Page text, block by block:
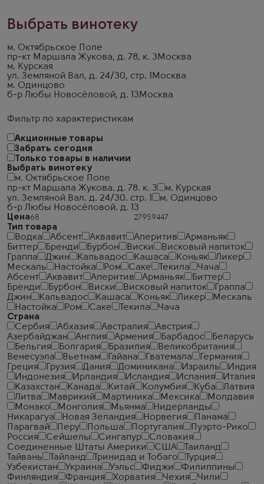
Фильтр по характеристикам
Акционные товары
Забрать сегодня
Только товары в наличии
Выбрать винотеку
м. Октябрьское Поле
пр-кт Маршала Жукова. д. 78. к. 3
м. Курская
ул. Земляной Вал. д. 24/30. стр. 1
м. Одинцово
б-р Любы Новосёловой. д. 13
Цена
Тип товара
Водка
Абсент Аквавит Аперитив
Арманьяк
Биттер
Бренди Бурбон Виски
Висковый напиток
Граппа
Джин Кальвадос Кашаса Коньяк
Ликер
Мескаль
Настойка Ром Саке Текила
Чача
Абсент
Аквавит Аперитив Арманьяк
Биттер
Бренди
Бурбон Виски Висковый напиток
Граппа
Джин
Кальвадос Кашаса Коньяк Ликер
Мескаль
Настойка
Ром Саке Текила
Чача
Страна
Сербия
Абхазия Австралия
Австрия
Азербайджан
Англия Армения Барбадос
Беларусь
Бельгия
Болгария Бразилия
Великобритания
Венесуэла
Вьетнам Гайана Гватемала
Германия
Греция
Грузия Дания Доминикана Израиль
Индия
Индонезия
Ирландия Исландия Испания
Италия
Казахстан
Канада Китай Колумбия Куба
Латвия
Литва
Маврикий Мартиника Мексика
Молдавия
Монако
Монголия Мьянма
Нидерланды
Никарагуа
Новая Зеландия Норвегия
Панама
Парагвай
Перу Польша Португалия
Пуэрто-Рико
Россия
Сейшелы Сингапур
Словакия
Соединенные Штаты Америки
США
Таиланд
Тайвань
Тайланд Тринидад и Тобаго
Турция
Узбекистан
Украина Уэльс Фиджи
Филиппины
Финляндия
Франция Хорватия Чехия
Чили
Выбрать винотеку
м. Октябрьское Поле
пр-кт Маршала Жукова, д. 78, к. 3 Москва
м. Курская
ул. Земляной Вал, д. 24/30, стр. 1
Москва
м. Одинцово
б-р Любы Новосёловой, д. 13 Москва